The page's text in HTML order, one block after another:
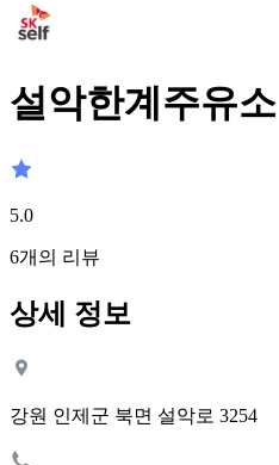
설악한계주유소
5.0
6개의 리뷰
상세 정보
강원 인제군 북면 설악로 3254